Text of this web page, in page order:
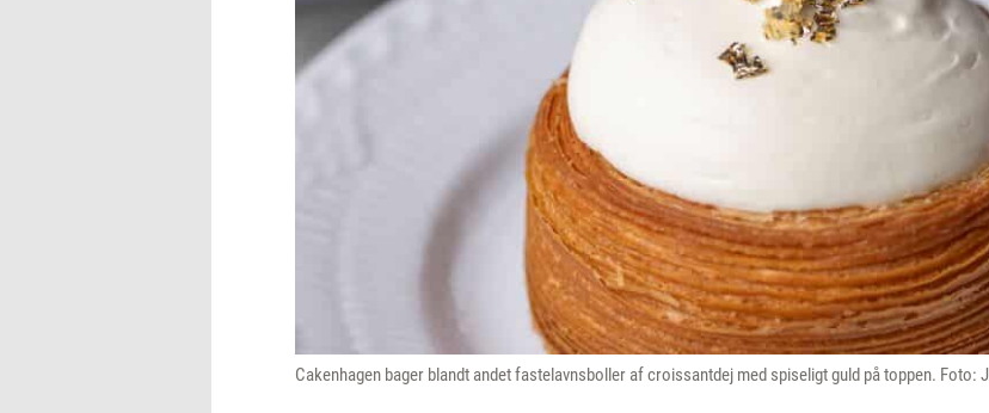
Cakenhagen bager blandt andet fastelavnsboller af croissantdej med spiseligt guld på toppen. Foto: